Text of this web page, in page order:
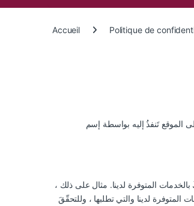
Accueil Politique de
الموقع تَنفذُ إليه بواسطة إسم
المتوفرة لدينا. مثال على ذلك ،
لدينا والتي تطلبها ، وللتحقّقَ